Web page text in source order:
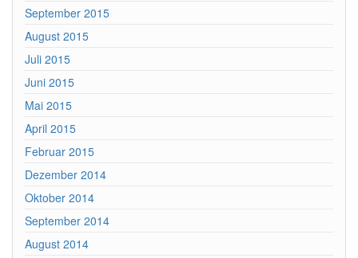
September 2015
August 2015
Juli 2015
Juni 2015
Mai 2015
April 2015
Februar 2015
Dezember 2014
Oktober 2014
September 2014
August 2014